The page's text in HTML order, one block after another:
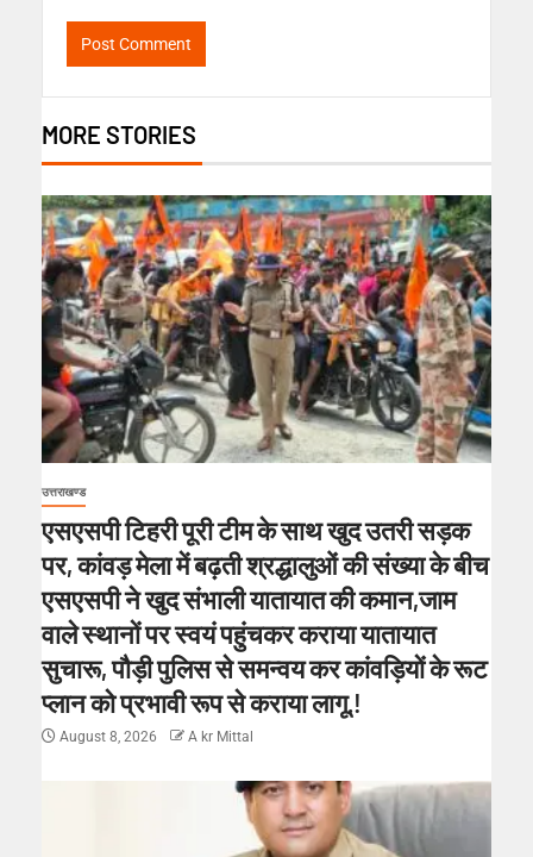
MORE STORIES
उत्तराखण्ड
एसएसपी टिहरी पूरी टीम के साथ खुद उतरी सड़क
पर, कांवड़ मेला में बढ़ती श्रद्धालुओं की संख्या के बीच
एसएसपी ने खुद संभाली यातायात की कमान,जाम
वाले स्थानों पर स्वयं पहुंचकर कराया यातायात
सुचारू, पौड़ी पुलिस से समन्वय कर कांवड़ियों के रूट
प्लान को प्रभावी रूप से कराया लागू.!
August 8, 2026 A kr Mittal